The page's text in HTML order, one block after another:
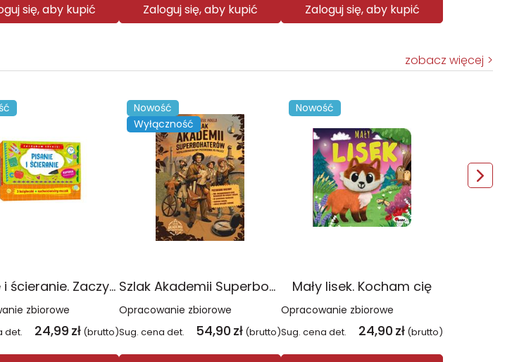
się, aby kupić Zaloguj się, aby kupić Zaloguj się, aby kupić
zobacz więcej
Pisanie i ścieranie. Zaczynam szkołę!
zbiorowe
det. 24,99 zł (brutto)
Nowość
Wyłączność
Szlak Akademii Superbohaterów. Popularnonaukowy przewodnik po Polsce
Opracowanie zbiorowe
Sug. cena det. 54,90 zł (brutto)
Nowość
Mały lisek. Kocham cię
Opracowanie zbiorowe
Sug. cena det. 24,90 zł (brutto)